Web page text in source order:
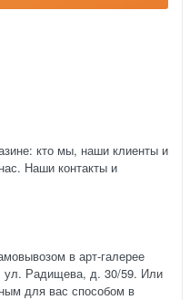
кто мы, наши клиенты и
Наши контакты и
в арт-галерее
ул. Радищева, д. 30/59. Или
для вас способом в